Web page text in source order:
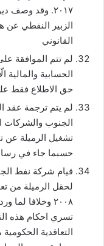
٢٠١٧. وقد وصف
الزبير النفطي عن
القانوني
لم تتم الموافقة
الحسابية
حق الاطلاع فقط
لم يتم ترجمة عقد
الجنوب والشركات
تشغيل الرميلة عن
حسبما جاء في رسالتها
قيام شركة نفط
تسري احكام هذه
التعاقدية